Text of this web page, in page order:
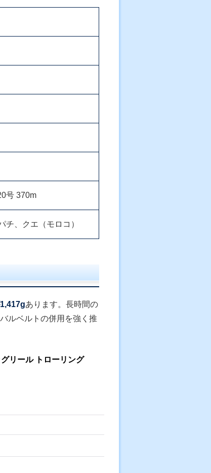
号 370m
チ、クエ（モロコ）
あります。長時間の
ルベルトの併用を強く推
リール トローリング